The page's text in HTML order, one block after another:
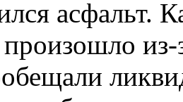
асфальт.
из-